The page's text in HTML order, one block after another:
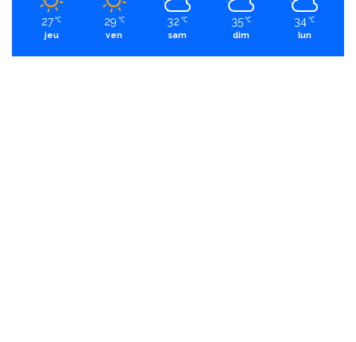
27 ℃
jeu
29 ℃
ven
32 ℃
sam
35 ℃
dim
34 ℃
lun